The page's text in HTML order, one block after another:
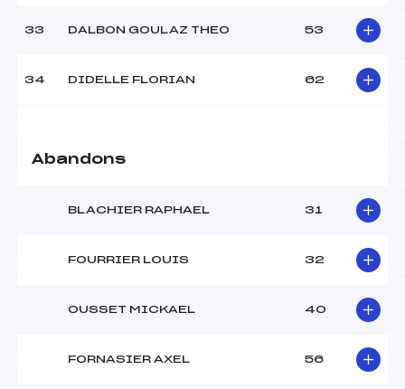
33 DALBON GOULAZ THEO 53
34 DIDELLE FLORIAN 62
Abandons
BLACHIER RAPHAEL 31
FOURRIER LOUIS 32
OUSSET MICKAEL 40
FORNASIER AXEL 56